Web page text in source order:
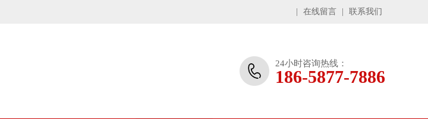
在线留言 联系我们
24小时咨询热线：
186-5877-7886